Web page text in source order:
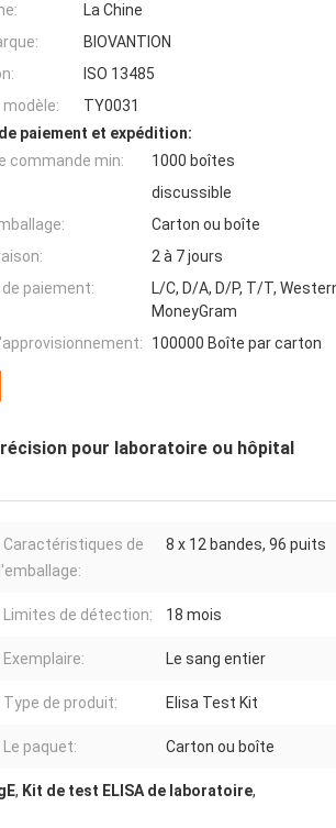
La Chine
BIOVANTION
ISO 13485
modèle:
TY0031
paiement et expédition:
commande min:
1000 boîtes
discussible
Carton ou boîte
2 à 7 jours
paiement:
L/C, D/A, D/P, T/T,
MoneyGram
100000 Boîte par carton
pour laboratoire ou hôpital
Caractéristiques de
l'emballage:
8 x 12 bandes, 96 puits
Limites de détection: 18 mois
Exemplaire: Le sang entier
Type de produit: Elisa Test Kit
Le paquet: Carton ou boîte
, Kit de test ELISA de laboratoire,